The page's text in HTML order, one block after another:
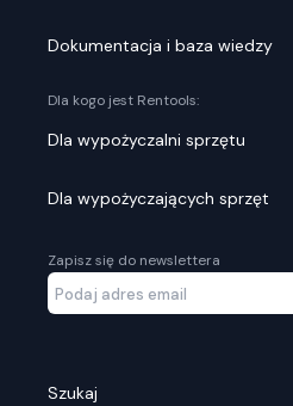
Dokumentacja i baza wiedzy
Dla kogo jest Rentools:
Dla wypożyczalni sprzętu
Dla wypożyczających sprzęt
Zapisz się do newslettera
Szukaj